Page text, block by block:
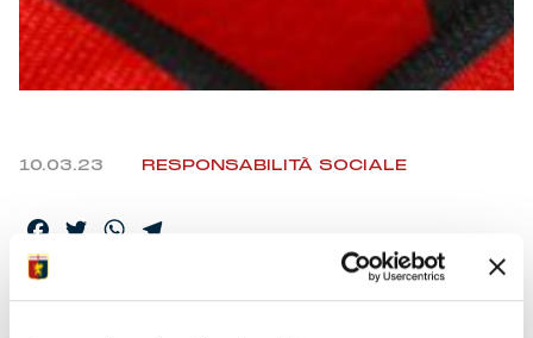
Helan x Genoa
Isolani x Genoa
10.03.23 RESPONSABILITÀ SOCIALE
Facebook
TwitterWhatsApp